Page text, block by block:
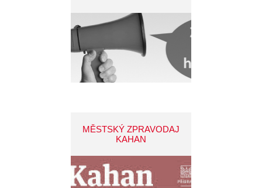
MĚSTSKÝ ZPRAVODAJ
KAHAN